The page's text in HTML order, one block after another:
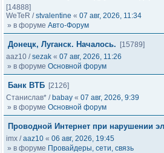
[14888]
WeTeR /stvalentine « 07 авг, 2026, 11:34
» в форуме Авто-Форум
Донецк, Луганск. Началось.
[15789]
aaz10 /sezak « 07 авг, 2026, 11:26
» в форуме Основной форум
Банк ВТБ [2126]
Станислав* / babay « 07 авг, 2026, 9:39
» в форуме Основной форум
Проводной Интернет при нарушении
imx /aaz10 « 06 авг, 2026, 19:45
» в форуме Провайдеры, сети, связь